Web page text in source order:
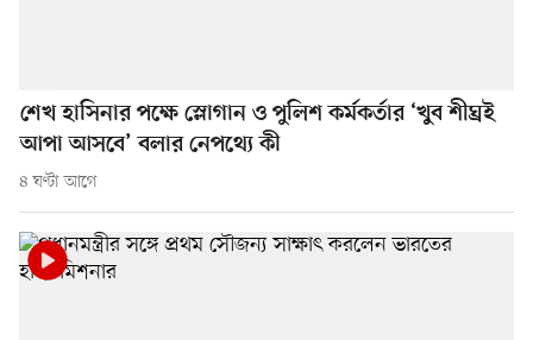
শেখ হাসিনার পক্ষে স্লোগান ও পুলিশ কর্মকর্তার ‘খুব শীঘ্রই
আপা আসবে’ বলার নেপথ্যে কী
৪ ঘণ্টা আগে